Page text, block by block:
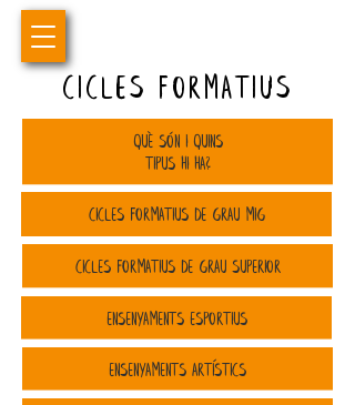
cicles formatius
QUÈ SÓN I QUINS
TIPUS HI HA?
CICLES FORMATIUS DE GRAU MIG
CICLES FORMATIUS DE GRAU SUPERIOR
ENSENYAMENTS ESPORTIUS
ENSENYAMENTS ARTÍSTICS